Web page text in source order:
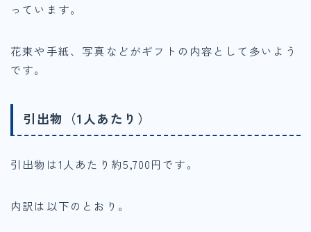
っています。
花束や手紙、写真などがギフトの内容として多いよう
です。
引出物（1人あたり）
引出物は1人あたり約5,700円です。
内訳は以下のとおり。